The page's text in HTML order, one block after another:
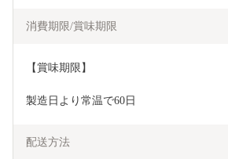
消費期限/賞味期限
【賞味期限】
製造日より常温で60日
配送方法